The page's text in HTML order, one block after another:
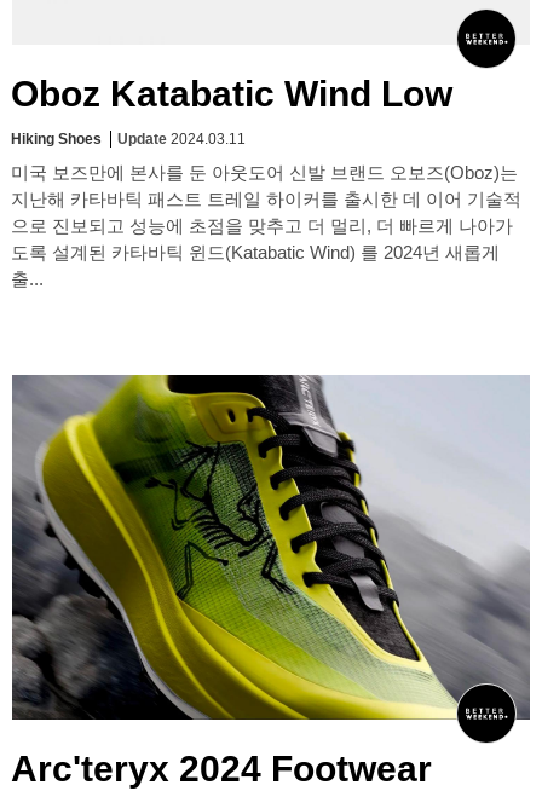
Oboz Katabatic Wind Low
Hiking Shoes Update 2024.03.11
미국 보즈만에 본사를 둔 아웃도어 신발 브랜드 오보즈(Oboz)는
지난해 카타바틱 패스트 트레일 하이커를 출시한 데 이어 기술적
으로 진보되고 성능에 초점을 맞추고 더 멀리, 더 빠르게 나아가
도록 설계된 카타바틱 윈드(Katabatic Wind) 를 2024년 새롭게
출...
Arc'teryx 2024 Footwear